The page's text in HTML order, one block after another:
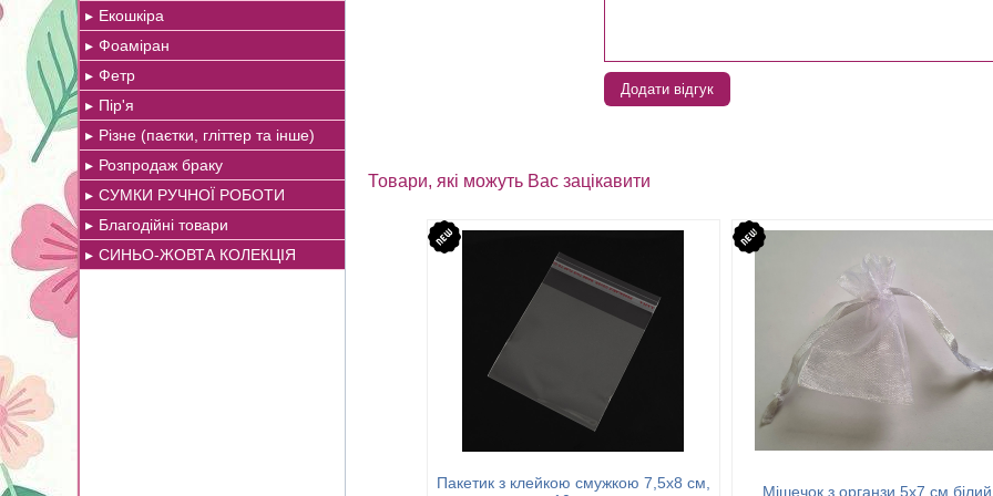
Екошкіра
Фоаміран
Фетр
Пір'я
Різне (паєтки, гліттер та інше)
Розпродаж браку
СУМКИ РУЧНОЇ РОБОТИ
Благодійні товари
СИНЬО-ЖОВТА КОЛЕКЦІЯ
Додати відгук
Товари, які можуть Вас зацікавити
Пакетик з клейкою смужкою 7,5х8 см,
Мішечок з органзи 5х7 см білий